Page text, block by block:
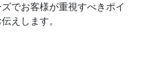
でお客様が重視すべきポイ
えします。